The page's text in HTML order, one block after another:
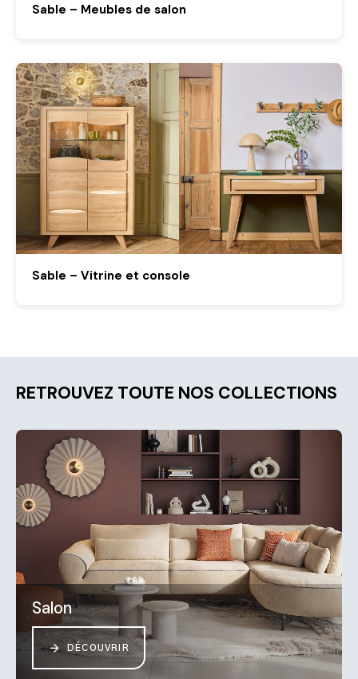
Sable – Meubles de salon
Sable – Vitrine et console
RETROUVEZ TOUTE NOS COLLECTIONS
Salon
DÉCOUVRIR